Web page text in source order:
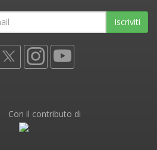
Iscriviti
Con il contributo di